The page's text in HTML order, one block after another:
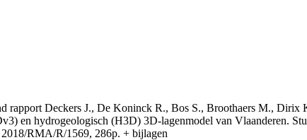
rapport Deckers J., De Koninck R., Bos S., Broothaers M.,
en hydrogeologisch (H3D) 3D-lagenmodel van Vlaanderen.
RMA/R/1569, 286p. + bijlagen